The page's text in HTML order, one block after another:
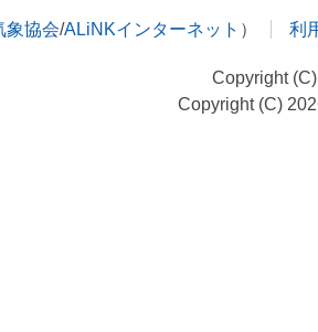
象協会/ALiNKインターネット ） 利
Copyright
Copyright (C)